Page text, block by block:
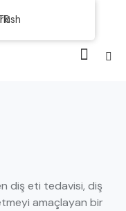
diş eti tedavisi, diş
amaçlayan bir